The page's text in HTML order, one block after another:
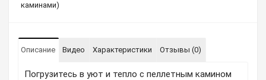
каминами)
Описание Видео Характеристики Отзывы (0)
Погрузитесь в уют и тепло с пеллетным камином